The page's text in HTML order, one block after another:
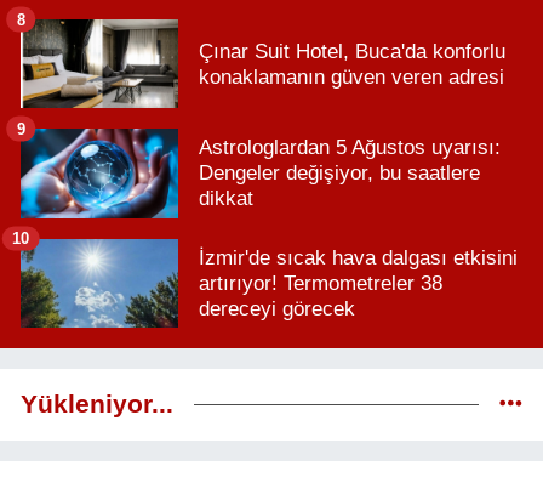
Çınar Suit Hotel, Buca'da konforlu
konaklamanın güven veren adresi
8
Astrologlardan 5 Ağustos uyarısı:
Dengeler değişiyor, bu saatlere
dikkat
9
İzmir'de sıcak hava dalgası etkisini
artırıyor! Termometreler 38
dereceyi görecek
10
Yükleniyor...